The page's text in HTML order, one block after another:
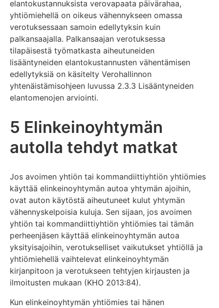
elantokustannuksista verovapaata päivärahaa,
yhtiömiehellä on oikeus vähennykseen omassa
verotuksessaan samoin edellytyksin kuin
palkansaajalla. Palkansaajan verotuksessa
tilapäisestä työmatkasta aiheutuneiden
lisääntyneiden elantokustannusten vähentämisen
edellytyksiä on käsitelty Verohallinnon
yhtenäistämisohjeen luvussa 2.3.3 Lisääntyneiden
elantomenojen arviointi.
5 Elinkeinoyhtymän
autolla tehdyt matkat
Jos avoimen yhtiön tai kommandiittiyhtiön yhtiömies
käyttää elinkeinoyhtymän autoa yhtymän ajoihin,
ovat auton käytöstä aiheutuneet kulut yhtymän
vähennyskelpoisia kuluja. Sen sijaan, jos avoimen
yhtiön tai kommandiittiyhtiön yhtiömies tai tämän
perheenjäsen käyttää elinkeinoyhtymän autoa
yksityisajoihin, verotukselliset vaikutukset yhtiöllä ja
yhtiömiehellä vaihtelevat elinkeinoyhtymän
kirjanpitoon ja verotukseen tehtyjen kirjausten ja
ilmoitusten mukaan (KHO 2013:84).
Kun elinkeinoyhtymän yhtiömies tai hänen